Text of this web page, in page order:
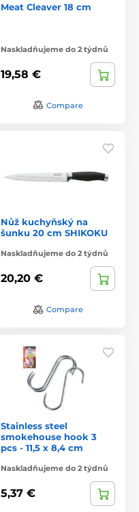
Meat Cleaver 18 cm
Naskladňujeme do 2 týdnů
19,58 €
Compare
Nůž kuchyňský na
šunku 20 cm SHIKOKU
Naskladňujeme do 2 týdnů
20,20 €
Compare
Stainless steel
smokehouse hook 3
pcs - 11,5 x 8,4 cm
Naskladňujeme do 2 týdnů
5,37 €